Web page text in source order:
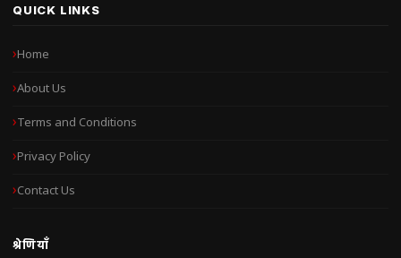
QUICK LINKS
Home
About Us
Terms and Conditions
Privacy Policy
Contact Us
श्रेणियाँ